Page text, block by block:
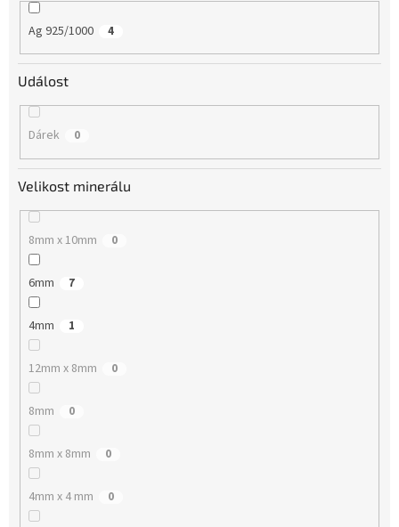
Ag 925/1000 4
Událost
Dárek 0
Velikost minerálu
8mm x 10mm 0
6mm 7
4mm 1
12mm x 8mm 0
8mm 0
8mm x 8mm 0
4mm x 4 mm 0